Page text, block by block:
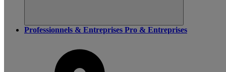
Professionnels & Entreprises Pro & Entreprises